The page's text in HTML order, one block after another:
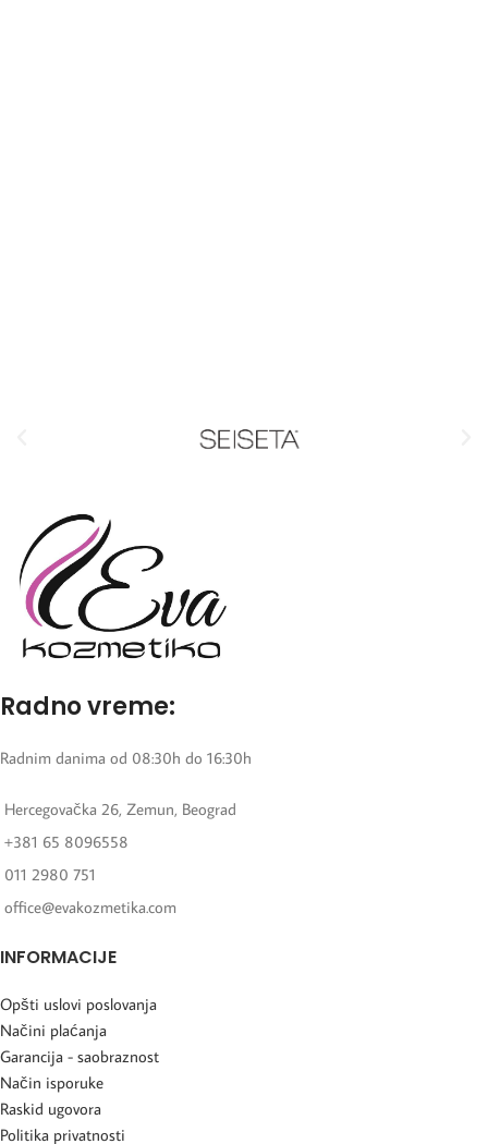
Radno vreme:
Radnim danima od 08:30h do 16:30h
Hercegovačka 26, Zemun, Beograd
+381 65 8096558
011 2980 751
office@evakozmetika.com
INFORMACIJE
Opšti uslovi poslovanja
Načini plaćanja
Garancija - saobraznost
Način isporuke
Raskid ugovora
Politika privatnosti